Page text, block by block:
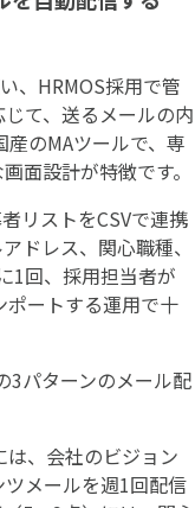
、HRMOS採用で管
て、送るメールの内
のMAツールで、専
面設計が特徴です。
リストをCSVで連携
ドレス、関心職種、
1回、採用担当者が
ートする運用で十
パターンのメール配
、会社のビジョン
メールを週1回配信